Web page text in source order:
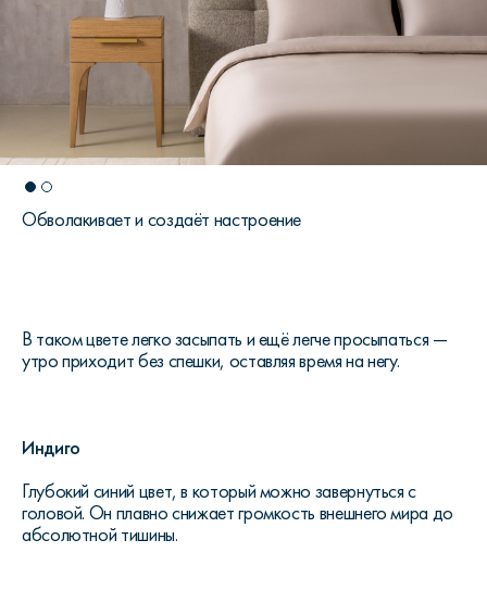
Обволакивает и создаёт настроение
В таком цвете легко засыпать и ещё легче просыпаться —
утро приходит без спешки, оставляя время на негу.
Индиго
Глубокий синий цвет, в который можно завернуться с
головой. Он плавно снижает громкость внешнего мира до
абсолютной тишины.